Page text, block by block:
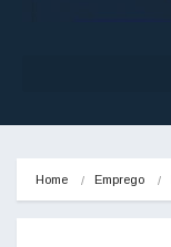
Home Emprego